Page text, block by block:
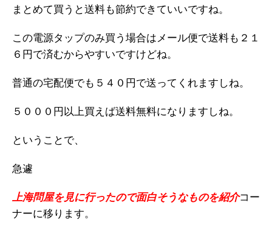
まとめて買うと送料も節約できていいですね。
この電源タップのみ買う場合はメール便で送料も２１
６円で済むからやすいですけどね。
普通の宅配便でも５４０円で送ってくれますしね。
５０００円以上買えば送料無料になりますしね。
ということで、
急遽
上海問屋を見に行ったので面白そうなものを紹介コー
ナーに移ります。